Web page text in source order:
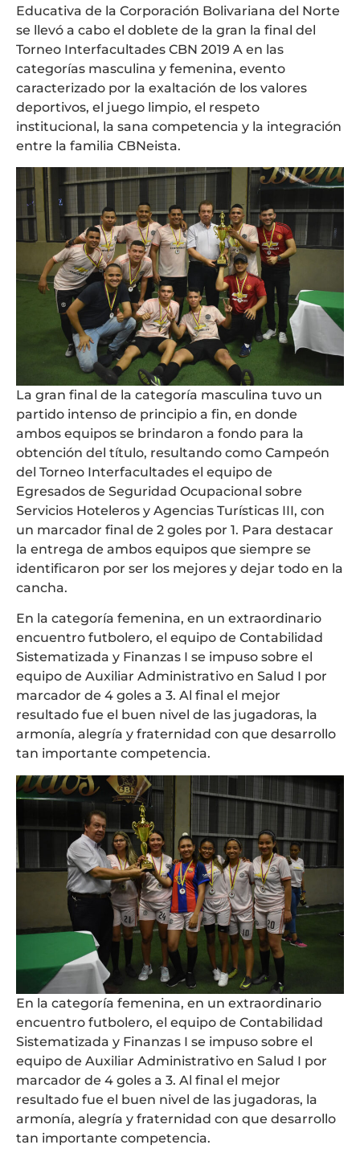
Educativa de la Corporación Bolivariana del Norte
se llevó a cabo el doblete de la gran la final del
Torneo Interfacultades CBN 2019 A en las
categorías masculina y femenina, evento
caracterizado por la exaltación de los valores
deportivos, el juego limpio, el respeto
institucional, la sana competencia y la integración
entre la familia CBNeista.
La gran final de la categoría masculina tuvo un
partido intenso de principio a fin, en donde
ambos equipos se brindaron a fondo para la
obtención del título, resultando como Campeón
del Torneo Interfacultades el equipo de
Egresados de Seguridad Ocupacional sobre
Servicios Hoteleros y Agencias Turísticas III, con
un marcador final de 2 goles por 1. Para destacar
la entrega de ambos equipos que siempre se
identificaron por ser los mejores y dejar todo en la
cancha.
En la categoría femenina, en un extraordinario
encuentro futbolero, el equipo de Contabilidad
Sistematizada y Finanzas I se impuso sobre el
equipo de Auxiliar Administrativo en Salud I por
marcador de 4 goles a 3. Al final el mejor
resultado fue el buen nivel de las jugadoras, la
armonía, alegría y fraternidad con que desarrollo
tan importante competencia.
En la categoría femenina, en un extraordinario
encuentro futbolero, el equipo de Contabilidad
Sistematizada y Finanzas I se impuso sobre el
equipo de Auxiliar Administrativo en Salud I por
marcador de 4 goles a 3. Al final el mejor
resultado fue el buen nivel de las jugadoras, la
armonía, alegría y fraternidad con que desarrollo
tan importante competencia.